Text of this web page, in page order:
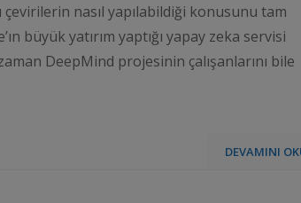
çevirilerin nasıl yapılabildiği konusunu tam
büyük yatırım yaptığı yapay zeka servisi
DeepMind projesinin çalışanlarını bile
DEVAMINI